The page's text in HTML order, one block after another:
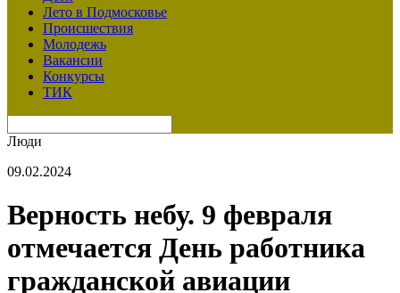
Лето в Подмосковье
Происшествия
Молодежь
Вакансии
Конкурсы
ТИК
Люди
09.02.2024
Верность небу. 9 февраля
отмечается День работника
гражданской авиации